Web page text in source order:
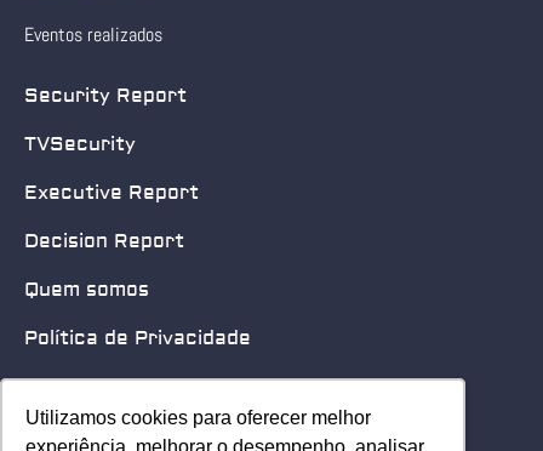
Utilizamos cookies para oferecer melhor
Utilizamos cookies para oferecer melhor
Eventos realizados
Security Report
TVSecurity
Executive Report
Decision Report
Quem somos
Política de Privacidade
Quero patrocinar
Contato